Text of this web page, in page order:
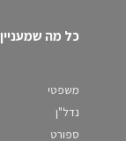
כל מה שמעניין
משפטי
נדל"ן
ספורט